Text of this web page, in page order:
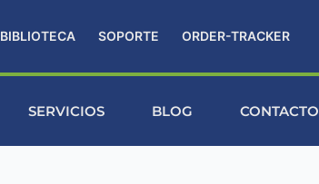
BIBLIOTECA SOPORTE ORDER-TRACKER
SERVICIOS BLOG CONTACTO